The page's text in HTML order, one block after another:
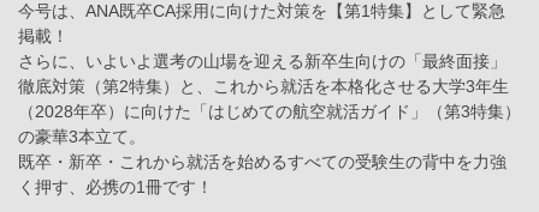
今号は、ANA既卒CA採用に向けた対策を【第1特集】として緊急
掲載！
さらに、いよいよ選考の山場を迎える新卒生向けの「最終面接」
徹底対策（第2特集）と、これから就活を本格化させる大学3年生
（2028年卒）に向けた「はじめての航空就活ガイド」（第3特集）
の豪華3本立て。
既卒・新卒・これから就活を始めるすべての受験生の背中を力強
く押す、必携の1冊です！